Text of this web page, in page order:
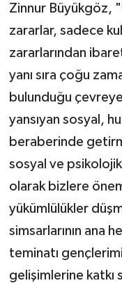
Zinnur Büyükgöz,
zararlar, sadece
zararlarından
yanı sıra çoğu
bulunduğu
yansıyan sosyal,
beraberinde
sosyal ve
olarak bizlere
yükümlülükler
simsarlarının ana
teminatı
gelişimlerine katkı